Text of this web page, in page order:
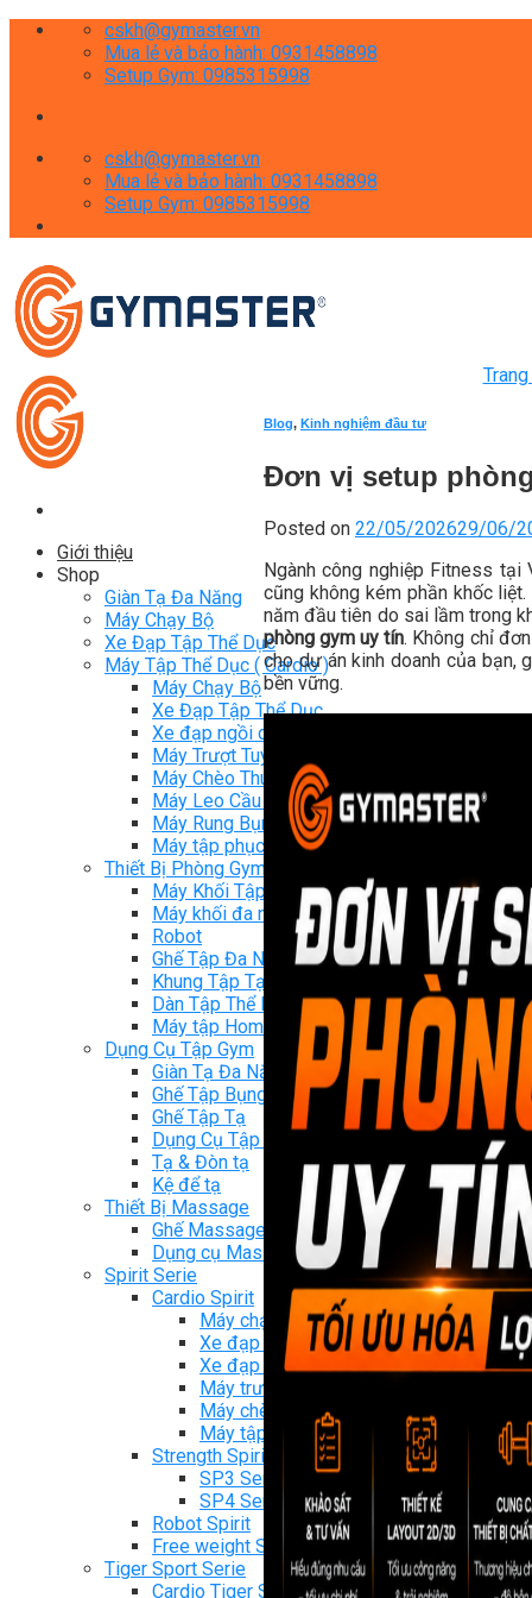
Skip
cskh@gymaster.vn
Mua lẻ và bảo hành: 0931458898
Setup Gym: 0985315998
cskh@gymaster.vn
Mua lẻ và bảo hành: 0931458898
Setup Gym: 0985315998
Giới thiệu
Shop
Giàn Tạ Đa Năng
Máy Chạy Bộ
Xe Đạp Tập Thể Dục
Máy Tập Thể Dục ( Cardio )
Máy Chạy Bộ
Xe Đạp Tập Thể Dục
Xe đạp ngồi có tựa lưng
Máy Trượt Tuyết
Máy Chèo Thuyền
Máy Leo Cầu Thang
Máy Rung Bụng
Máy tập phục hồi chức năng
Thiết Bị Phòng Gym chuyên dụng
Máy Khối Tập Với Cáp
Máy khối đa năng
Robot
Ghế Tập Đa Năng
Khung Tập Tạ Rời
Dàn Tập Thể Lực 360
Máy tập Home Gym
Dụng Cụ Tập Gym
Giàn Tạ Đa Năng
Ghế Tập Bụng
Ghế Tập Tạ
Dụng Cụ Tập Thể Lực
Tạ & Đòn tạ
Kệ để tạ
Thiết Bị Massage
Ghế Massage
Dụng cụ Massage
Spirit Serie
Cardio Spirit
Máy chạy bộ Spirit
Xe đạp tập Spirit
Xe đạp ngồi có tựa lưng Spirit
Máy trượt tuyết Spirit
Máy chèo thuyền Spirit
Máy tập phục hồi chức năng Spirit
Strength Spirit
SP3 Serie Strength Spirit
SP4 Serie Strength Spirit
Robot Spirit
Free weight Spirit
Tiger Sport Serie
Cardio Tiger Sport
Blog, Kinh nghiệm đầu tư
Đơn vị setup
Posted on 22/05/202629/06/
Ngành công nghiệp Fitness tại
cũng không kém phần khốc
năm đầu tiên do sai lầm trong
phòng gym uy tín. Không chỉ
cho dự án kinh doanh của bạn,
bền vững.